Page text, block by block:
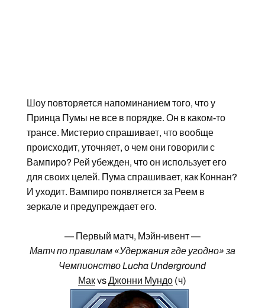
Шоу повторяется напоминанием того, что у
Принца Пумы не все в порядке. Он в каком-то
трансе. Мистерио спрашивает, что вообще
происходит, уточняет, о чем они говорили с
Вампиро? Рей убежден, что он использует его
для своих целей. Пума спрашивает, как Коннан?
И уходит. Вампиро появляется за Реем в
зеркале и предупреждает его.
— Первый матч, Мэйн-ивент —
Матч по правилам «Удержания где угодно» за
Чемпионство Lucha Underground
МакvsДжонни Мундо (ч)